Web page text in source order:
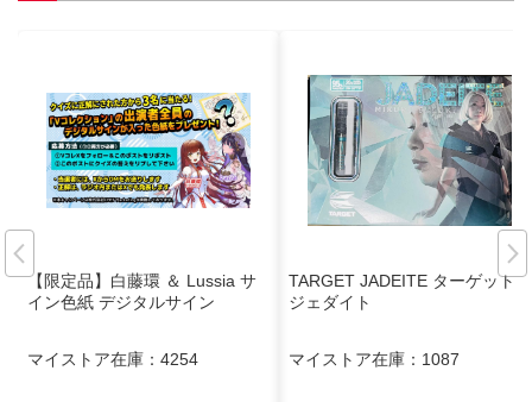
【限定品】白藤環 ＆ Lussia サ
イン色紙 デジタルサイン
マイストア在庫： 4254
TARGET JADEITE ターゲット
ジェダイト
マイストア在庫： 1087